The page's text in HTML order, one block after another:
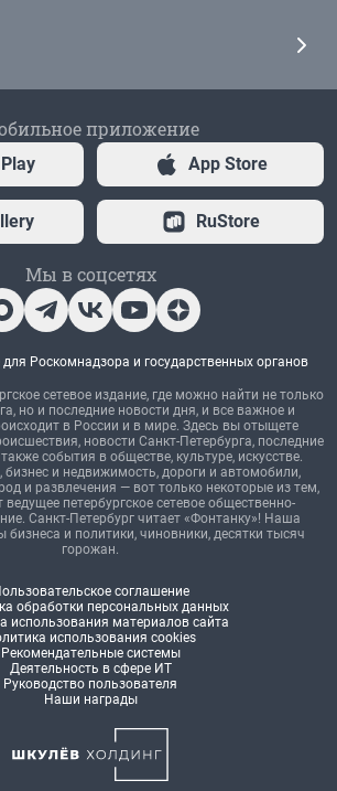
приложение
App Store
RuStore
Мы в соцсетях
Роскомнадзора и государственных органов
сетевое издание, где можно найти не только
но и последние новости дня, и все важное и
в России и в мире. Здесь вы отыщете
новости Санкт-Петербурга, последние
события в обществе, культуре, искусстве.
бизнес и недвижимость, дороги и автомобили,
и развлечения — вот только некоторые из тем,
петербургское сетевое общественно-
Санкт-Петербург читает «Фонтанку»! Наша
и политики, чиновники, десятки тысяч
горожан.
соглашение
обработки персональных данных
использования материалов сайта
использования cookies
Рекомендательные системы
Деятельность в сфере ИТ
Руководство пользователя
Наши награды